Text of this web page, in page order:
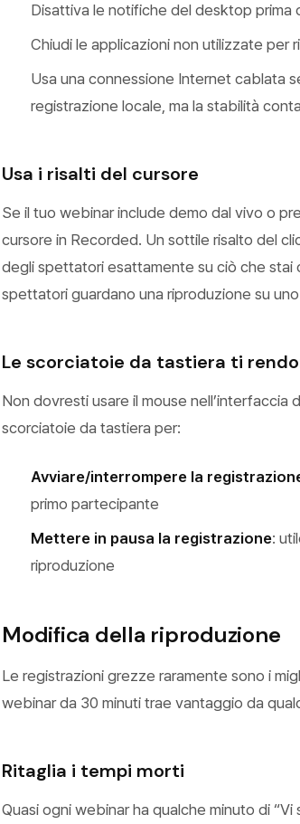
Disattiva le notifiche del desktop prima
Chiudi le applicazioni non utilizzate per
Usa una connessione Internet cablata
registrazione locale, ma la stabilità
Usa i risalti del cursore
Se il tuo webinar include demo dal vivo o
cursore in Recorded. Un sottile risalto del
degli spettatori esattamente su ciò che
spettatori guardano una riproduzione su
Le scorciatoie da tastiera ti
Non dovresti usare il mouse
scorciatoie da tastiera per:
Avviare/interrompere la
primo partecipante
Mettere in pausa la registrazione:
riproduzione
Modifica della riproduzione
Le registrazioni grezze raramente sono i
webinar da 30 minuti trae vantaggio da
Ritaglia i tempi morti
Quasi ogni webinar ha qualche minuto di “Vi